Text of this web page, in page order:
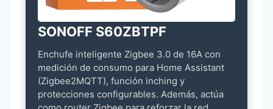
SONOFF S60ZBTPF
Enchufe inteligente Zigbee 3.0 de 16A con
medición de consumo para Home Assistant
(Zigbee2MQTT), función inching y
protecciones configurables. Además, actúa